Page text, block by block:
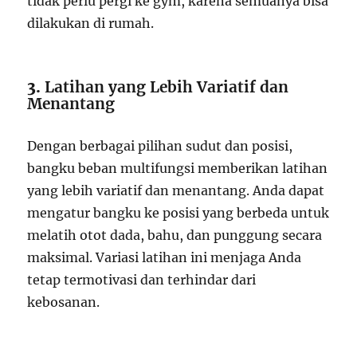
dilakukan di rumah.
3.Latihan yang Lebih Variatif dan
Menantang
Dengan berbagai pilihan sudut dan posisi,
bangku beban multifungsi memberikan latihan
yang lebih variatif dan menantang. Anda dapat
mengatur bangku ke posisi yang berbeda untuk
melatih otot dada, bahu, dan punggung secara
maksimal. Variasi latihan ini menjaga Anda
tetap termotivasi dan terhindar dari
kebosanan.